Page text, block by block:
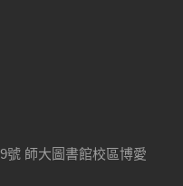
號 師大圖書館校區博愛